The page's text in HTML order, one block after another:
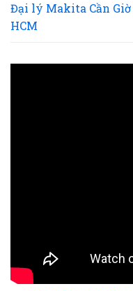
Đại lý Makita Cần Giờ
HCM